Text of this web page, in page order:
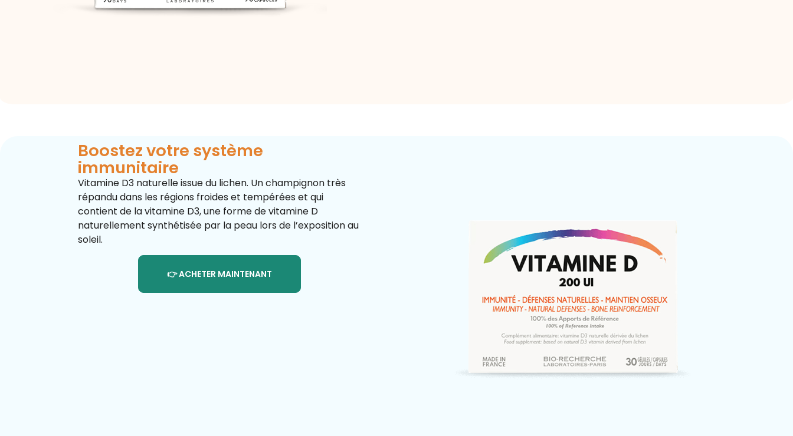
Boostez votre système
immunitaire
Vitamine D3 naturelle issue du lichen. Un champignon très
répandu dans les régions froides et tempérées et qui
contient de la vitamine D3, une forme de vitamine D
naturellement synthétisée par la peau lors de l’exposition au
soleil.
👉 ACHETER MAINTENANT